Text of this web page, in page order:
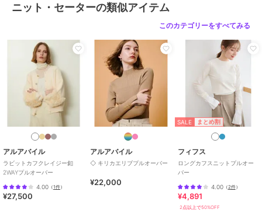
ニット・セーターの類似アイテム
このカテゴリーをすべてみる
アルアバイル
ラビットカフクレイジー釦
2WAYプルオーバー
4.00 （1件）
¥27,500
アルアバイル
◇ キリカエリブプルオーバー
¥22,000
SALE まとめ割
フィフス
ロングカフスニットプルオー
バー
4.00（2件）
¥4,891
2点以上で50%OFF